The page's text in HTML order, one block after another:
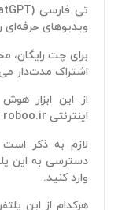
ویدیو‌های حرفه‌ای
برای چت رایگان،
اشتراک مدت‌دار
از این ابزار
اینترنتی roboo.ir استفاده کنید.
لازم به ذکر است
دسترسی به این
وارد کنید.
هرکدام از این